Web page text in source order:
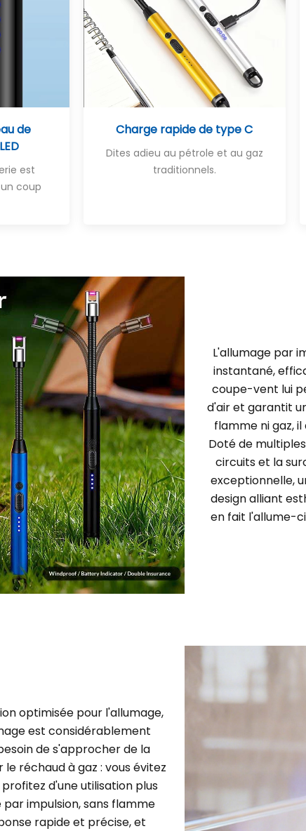
de
est
coup
Charge rapide de type C
Dites adieu au pétrole et au gaz
traditionnels.
L'allumage par
instantané,
coupe-vent lui
d'air et garantit
flamme ni gaz,
Doté de
circuits et la
exceptionnelle,
design alliant
en fait l'allume-
optimisée pour l'allumage,
est considérablement
de s'approcher de la
réchaud à gaz : vous évitez
d'une utilisation plus
par impulsion, sans flamme
rapide et précise, et